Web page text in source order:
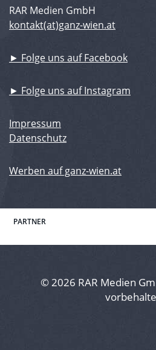
RAR Medien GmbH
kontakt(at)ganz-wien.at
► Folge uns auf Facebook
► Folge uns auf Instagram
Impressum
Datenschutz
Werben auf ganz-wien.at
PARTNER
© 2026 RAR Medien